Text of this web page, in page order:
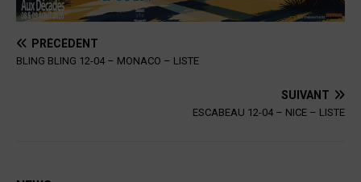
PRÉCÉDENT
BLING BLING 12-04 – MONACO – LISTE
SUIVANT
ESCABEAU 12-04 – NICE – LISTE